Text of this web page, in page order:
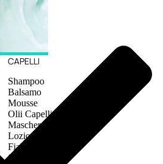
CAPELLI
Shampoo
Balsamo
Mousse
Olii Capelli
Maschere
Lozioni
Fiale
Sieri e Cristalli